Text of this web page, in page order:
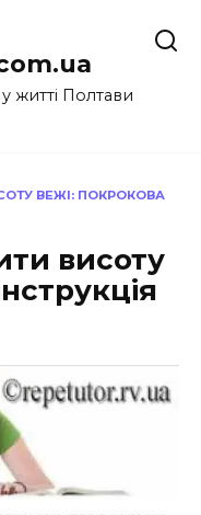
житті Полтави
ВЕЖІ: ПОКРОКОВА
висоту